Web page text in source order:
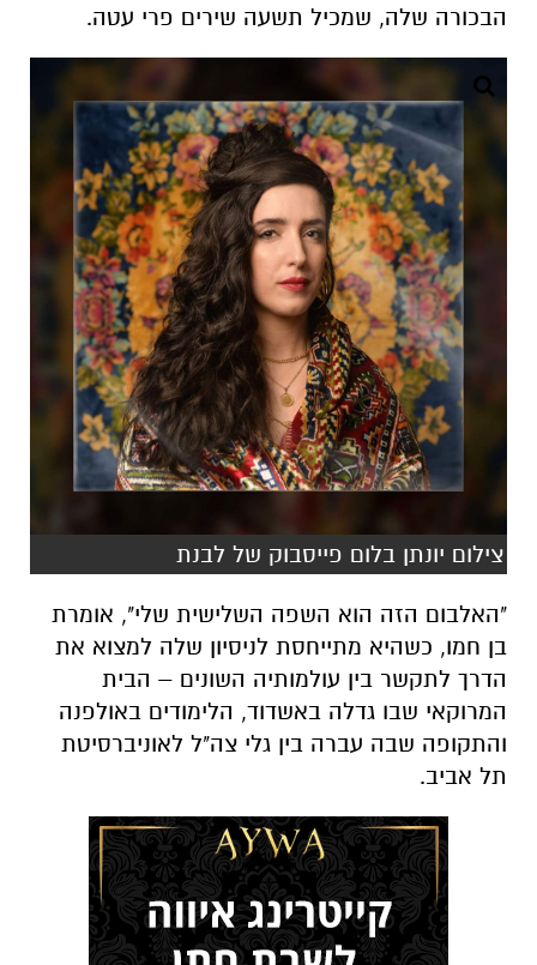
הבכורה שלה, שמכיל תשעה שירים פרי עטה.
צילום יונתן בלום פייסבוק של לבנת
"האלבום הזה הוא השפה השלישית שלי", אומרת
בן חמו, כשהיא מתייחסת לניסיון שלה למצוא את
הדרך לתקשר בין עולמותיה השונים – הבית
המרוקאי שבו גדלה באשדוד, הלימודים באולפנה
והתקופה שבה עברה בין גלי צה"ל לאוניברסיטת
תל אביב.